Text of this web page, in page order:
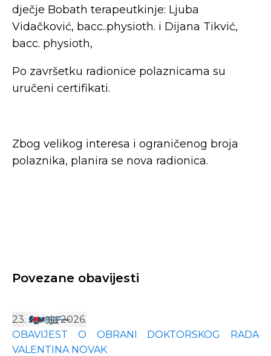
dječje Bobath terapeutkinje: Ljuba
Vidačković, bacc..physioth. i Dijana Tikvić,
bacc. physioth,
Po završetku radionice polaznicama su
uručeni certifikati.
Zbog velikog interesa i ograničenog broja
polaznika, planira se nova radionica.
Povezane obavijesti
23. srpnja 2026.
OBAVIJEST O OBRANI DOKTORSKOG RADA
VALENTINA NOVAK